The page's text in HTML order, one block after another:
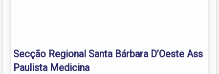
Secção Regional Santa Bárbara D’Oeste Ass
Paulista Medicina